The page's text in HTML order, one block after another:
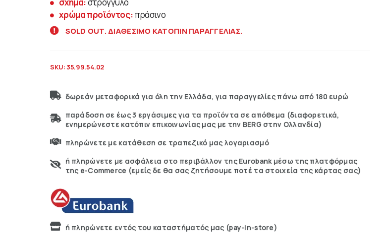
χρώμα προϊόντος:πράσινο
SOLD OUT. ΔΙΑΘΕΣΙΜΟ ΚΑΤΟΠΙΝ ΠΑΡΑΓΓΕΛΙΑΣ.
SKU: 35.99.54.02
δωρεάν μεταφορικά για όλη την Ελλάδα, για παραγγελίες πάνω από 180 ευρώ
παράδοση σε έως 3 εργάσιμες για τα προϊόντα σε απόθεμα (διαφορετικά,
ενημερώνεστε κατόπιν επικοινωνίας μας με την BERG στην Ολλανδία)
πληρώνετε με κατάθεση σε τραπεζικό μας λογαριασμό
ή πληρώνετε με ασφάλεια στο περιβάλλον της Eurobank μέσω της πλατφόρμας
της e-Commerce (εμείς δε θα σας ζητήσουμε ποτέ τα στοιχεία της κάρτας σας)
ή πληρώνετε εντός του καταστήματός μας (pay-in-store)